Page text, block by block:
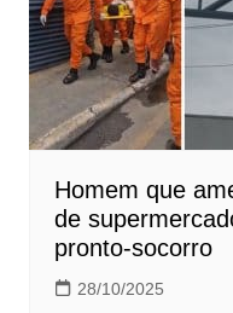
Homem que
de
pronto-socorro
28/10/2025